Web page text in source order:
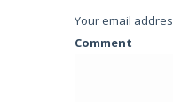
Your email
Comment